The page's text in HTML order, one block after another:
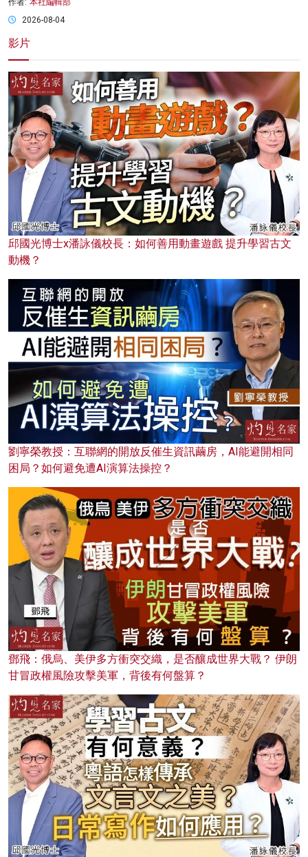
2026-08-04
影片
邱國光博士x潘詠儀校長：如何善用動畫遊戲 提升學習古文
動機？
劉寧榮教授：互聯網的開放反催生資訊繭房，AI能避開相同
困局？如何避免遭AI演算法操控？
鄧飛：俄烏、美伊多方衝突交織，是否釀成世界大戰？ 伊朗
甘冒政權風險攻擊美軍，背後有何盤算？